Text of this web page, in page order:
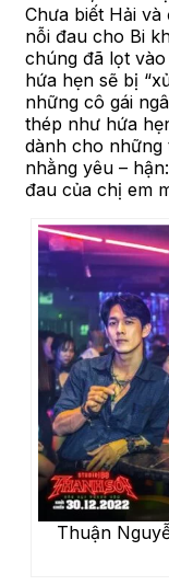
Chưa biết Hải
nỗi đau cho Bi
chúng đã lọt
hứa hẹn sẽ bị
những cô gái
thép như hứa
dành cho những
nhằng yêu –
đau của chị em
Thuận